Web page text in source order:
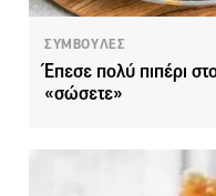
ΣΥΜΒΟΥΛΕΣ
Έπεσε πολύ πιπέρι
«σώσετε»